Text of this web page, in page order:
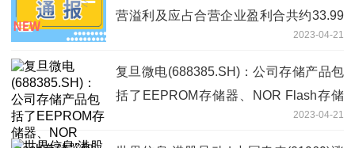
营溢利及应占合营企业盈利合共约33.99
2023-04-21
复旦微电(688385.SH)：公司存储产品包
括了EEPROM存储器、NOR Flash存储
2023-04-21